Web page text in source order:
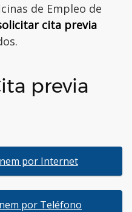
de Empleo de
cita previa
previa
por Internet
por Teléfono